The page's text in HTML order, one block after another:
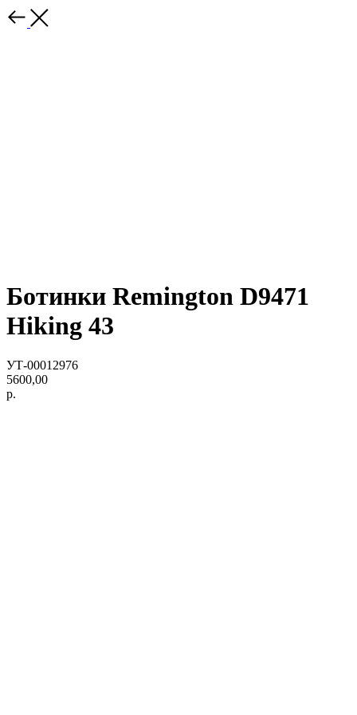
Ботинки Remington D9471
Hiking 43
УТ-00012976
5600,00
р.